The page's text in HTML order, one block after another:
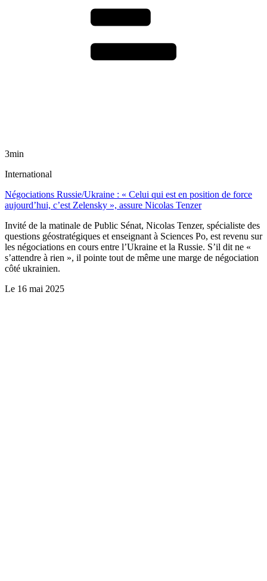
3min
International
Négociations Russie/Ukraine : « Celui qui est en position de force
aujourd’hui, c’est Zelensky », assure Nicolas Tenzer
Invité de la matinale de Public Sénat, Nicolas Tenzer, spécialiste des
questions géostratégiques et enseignant à Sciences Po, est revenu sur
les négociations en cours entre l’Ukraine et la Russie. S’il dit ne «
s’attendre à rien », il pointe tout de même une marge de négociation
côté ukrainien.
Le 16 mai 2025